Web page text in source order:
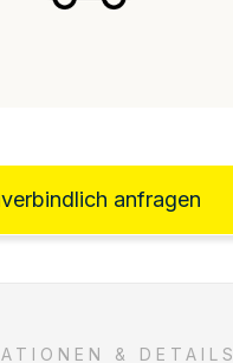
anfragen
& DETAILS